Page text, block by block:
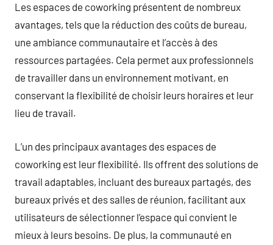
Les espaces de coworking présentent de nombreux
avantages, tels que la réduction des coûts de bureau,
une ambiance communautaire et l’accès à des
ressources partagées. Cela permet aux professionnels
de travailler dans un environnement motivant, en
conservant la flexibilité de choisir leurs horaires et leur
lieu de travail.
L’un des principaux avantages des espaces de
coworking est leur flexibilité. Ils offrent des solutions de
travail adaptables, incluant des bureaux partagés, des
bureaux privés et des salles de réunion, facilitant aux
utilisateurs de sélectionner l’espace qui convient le
mieux à leurs besoins. De plus, la communauté en